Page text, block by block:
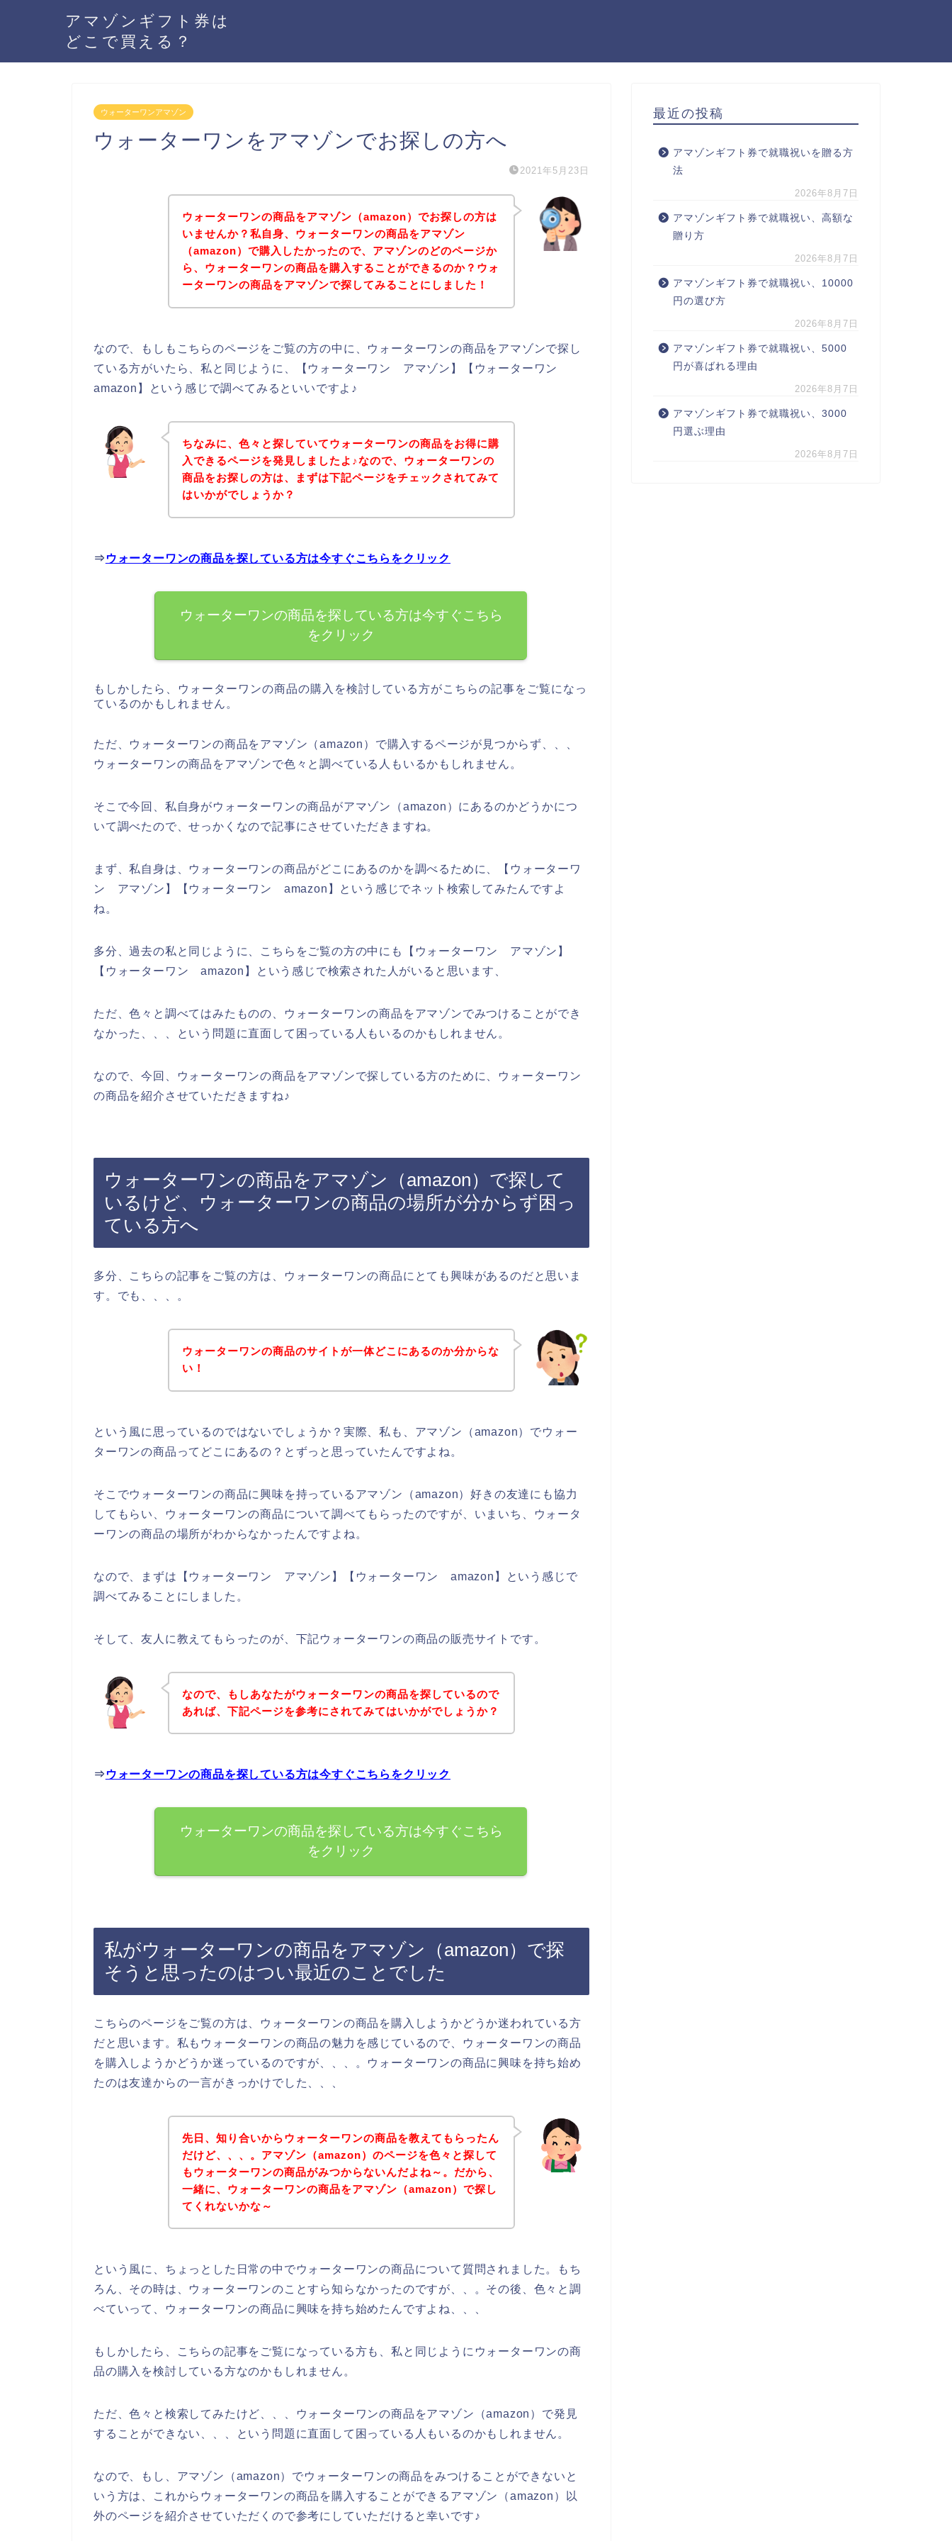
アマゾンギフト券は
どこで買える？
ウォーターワンアマゾン
ウォーターワンをアマゾンでお探しの方へ
2021年5月23日
ウォーターワンの商品をアマゾン（amazon）でお探しの方は
いませんか？私自身、ウォーターワンの商品をアマゾン
（amazon）で購入したかったので、アマゾンのどのページか
ら、ウォーターワンの商品を購入することができるのか？ウォ
ーターワンの商品をアマゾンで探してみることにしました！
なので、もしもこちらのページをご覧の方の中に、ウォーターワンの商品をアマゾンで探し
ている方がいたら、私と同じように、【ウォーターワン アマゾン】【ウォーターワン
amazon】という感じで調べてみるといいですよ♪
ちなみに、色々と探していてウォーターワンの商品をお得に購
入できるページを発見しましたよ♪なので、ウォーターワンの
商品をお探しの方は、まずは下記ページをチェックされてみて
はいかがでしょうか？
⇒ ウォーターワンの商品を探している方は今すぐこちらをクリック
ウォーターワンの商品を探している方は今すぐこちら
をクリック
もしかしたら、ウォーターワンの商品の購入を検討している方がこちらの記事をご覧になっ
ているのかもしれません。
ただ、ウォーターワンの商品をアマゾン（amazon）で購入するページが見つからず、、、
ウォーターワンの商品をアマゾンで色々と調べている人もいるかもしれません。
そこで今回、私自身がウォーターワンの商品がアマゾン（amazon）にあるのかどうかにつ
いて調べたので、せっかくなので記事にさせていただきますね。
まず、私自身は、ウォーターワンの商品がどこにあるのかを調べるために、【ウォーターワ
ン アマゾン】【ウォーターワン amazon】という感じでネット検索してみたんですよ
ね。
多分、過去の私と同じように、こちらをご覧の方の中にも【ウォーターワン アマゾン】
【ウォーターワン amazon】という感じで検索された人がいると思います、
ただ、色々と調べてはみたものの、ウォーターワンの商品をアマゾンでみつけることができ
なかった、、、という問題に直面して困っている人もいるのかもしれません。
なので、今回、ウォーターワンの商品をアマゾンで探している方のために、ウォーターワン
の商品を紹介させていただきますね♪
ウォーターワンの商品をアマゾン（amazon）で探して
いるけど、ウォーターワンの商品の場所が分からず困っ
ている方へ
多分、こちらの記事をご覧の方は、ウォーターワンの商品にとても興味があるのだと思いま
す。でも、、、。
ウォーターワンの商品のサイトが一体どこにあるのか分からな
い！
という風に思っているのではないでしょうか？実際、私も、アマゾン（amazon）でウォー
ターワンの商品ってどこにあるの？とずっと思っていたんですよね。
そこでウォーターワンの商品に興味を持っているアマゾン（amazon）好きの友達にも協力
してもらい、ウォーターワンの商品について調べてもらったのですが、いまいち、ウォータ
ーワンの商品の場所がわからなかったんですよね。
なので、まずは【ウォーターワン アマゾン】【ウォーターワン amazon】という感じで
調べてみることにしました。
そして、友人に教えてもらったのが、下記ウォーターワンの商品の販売サイトです。
なので、もしあなたがウォーターワンの商品を探しているので
あれば、下記ページを参考にされてみてはいかがでしょうか？
⇒ ウォーターワンの商品を探している方は今すぐこちらをクリック
ウォーターワンの商品を探している方は今すぐこちら
をクリック
私がウォーターワンの商品をアマゾン（amazon）で探
そうと思ったのはつい最近のことでした
こちらのページをご覧の方は、ウォーターワンの商品を購入しようかどうか迷われている方
だと思います。私もウォーターワンの商品の魅力を感じているので、ウォーターワンの商品
を購入しようかどうか迷っているのですが、、、。ウォーターワンの商品に興味を持ち始め
たのは友達からの一言がきっかけでした、、、
先日、知り合いからウォーターワンの商品を教えてもらったん
だけど、、、。アマゾン（amazon）のページを色々と探して
もウォーターワンの商品がみつからないんだよね～。だから、
一緒に、ウォーターワンの商品をアマゾン（amazon）で探し
てくれないかな～
という風に、ちょっとした日常の中でウォーターワンの商品について質問されました。もち
ろん、その時は、ウォーターワンのことすら知らなかったのですが、、。その後、色々と調
べていって、ウォーターワンの商品に興味を持ち始めたんですよね、、、
もしかしたら、こちらの記事をご覧になっている方も、私と同じようにウォーターワンの商
品の購入を検討している方なのかもしれません。
ただ、色々と検索してみたけど、、、ウォーターワンの商品をアマゾン（amazon）で発見
することができない、、、という問題に直面して困っている人もいるのかもしれません。
なので、もし、アマゾン（amazon）でウォーターワンの商品をみつけることができないと
いう方は、これからウォーターワンの商品を購入することができるアマゾン（amazon）以
外のページを紹介させていただくので参考にしていただけると幸いです♪
最近の投稿
アマゾンギフト券で就職祝いを贈る方
法
2026年8月7日
アマゾンギフト券で就職祝い、高額な
贈り方
2026年8月7日
アマゾンギフト券で就職祝い、10000
円の選び方
2026年8月7日
アマゾンギフト券で就職祝い、5000
円が喜ばれる理由
2026年8月7日
アマゾンギフト券で就職祝い、3000
円選ぶ理由
2026年8月7日